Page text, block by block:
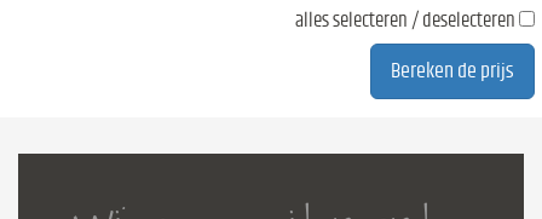
alles selecteren / deselecteren